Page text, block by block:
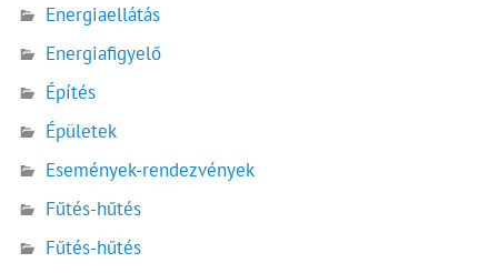
Energiaellátás
Energiafigyelő
Építés
Épületek
Események-rendezvények
Fűtés-hűtés
Fűtés-hűtés